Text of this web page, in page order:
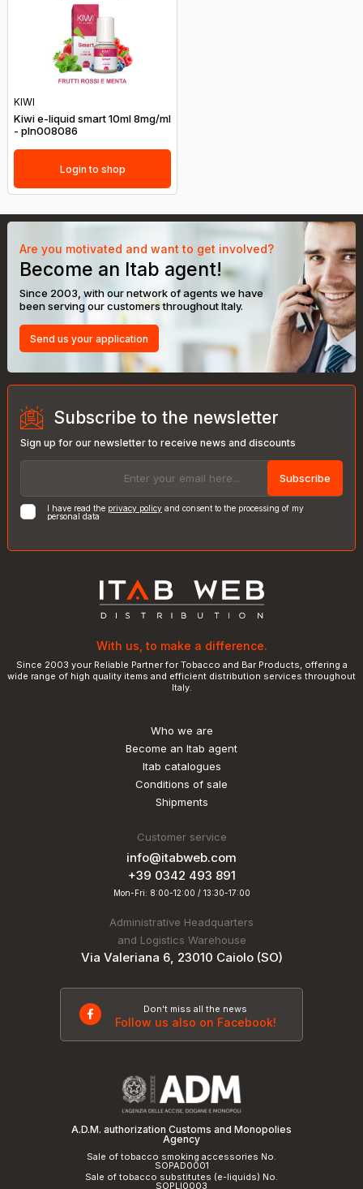
KIWI
Kiwi e-liquid smart 10ml 8mg/ml
- pln008086
Login to shop
Are you motivated and want to get involved?
Become an Itab agent!
Since 2003, with our network of agents we have
been serving our customers throughout Italy.
Send us your application
Subscribe to the newsletter
Sign up for our newsletter to receive news and discounts
Subscribe
I have read the privacy policy and consent to the processing of my
personal data
With us, to make a difference.
Since 2003 your Reliable Partner for Tobacco and Bar Products, offering a
wide range of high quality items and efficient distribution services throughout
Italy.
Who we are
Become an Itab agent
Itab catalogues
Conditions of sale
Shipments
Customer service
info@itabweb.com
+39 0342 493 891
Mon-Fri: 8:00-12:00 / 13:30-17:00
Administrative Headquarters
and Logistics Warehouse
Via Valeriana 6, 23010 Caiolo (SO)
Don't miss all the news
Follow us also on Facebook!
A.D.M. authorization Customs and Monopolies
Agency
Sale of tobacco smoking accessories No.
SOPAD0001
Sale of tobacco substitutes (e-liquids) No.
SOPLI0003